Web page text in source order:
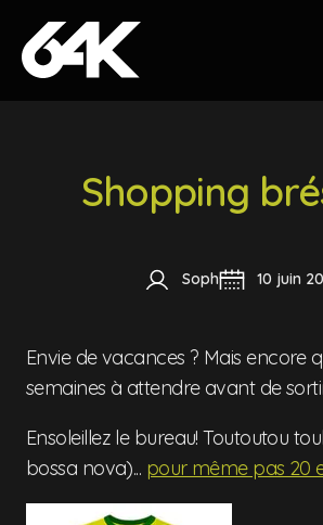
Skip to content
Shopping
Soph 10 juin
Envie de vacances ? Mais encore
semaines à attendre avant de
Ensoleillez le bureau! Toutoutou
bossa nova)... pour même pas 20